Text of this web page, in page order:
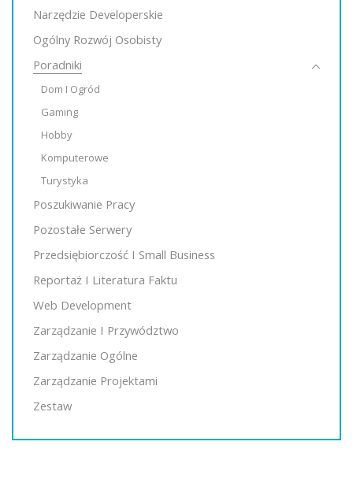
Narzędzie Developerskie
Ogólny Rozwój Osobisty
Poradniki
Dom I Ogród
Gaming
Hobby
Komputerowe
Turystyka
Poszukiwanie Pracy
Pozostałe Serwery
Przedsiębiorczość I Small Business
Reportaż I Literatura Faktu
Web Development
Zarządzanie I Przywództwo
Zarządzanie Ogólne
Zarządzanie Projektami
Zestaw